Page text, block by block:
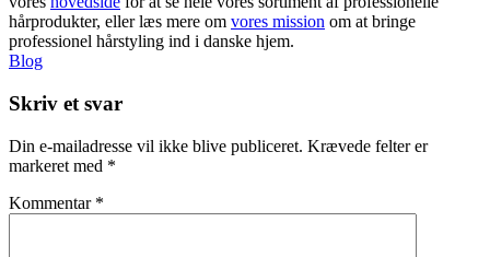
hårprodukter, eller læs mere om vores mission om at bringe
professionel hårstyling ind i danske hjem.
Blog
Skriv et svar
Din e-mailadresse vil ikke blive publiceret. Krævede felter er
markeret med *
Kommentar *